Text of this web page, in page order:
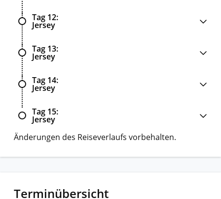
Tag 12
Jersey
Tag 13
Jersey
Tag 14
Jersey
Tag 15
Jersey
Änderungen des Reiseverlaufs vorbehalten.
Terminübersicht